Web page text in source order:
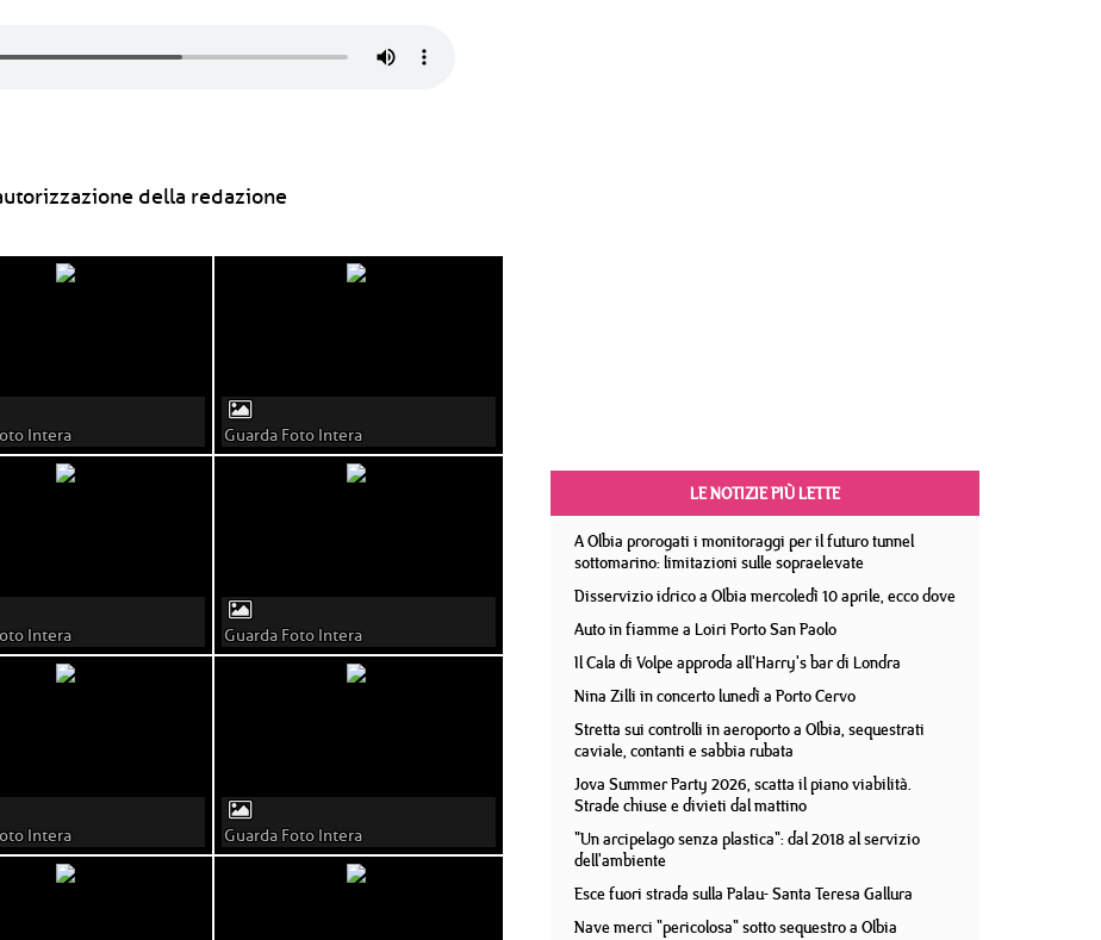
della redazione
Intera Guarda Foto Intera
Intera Guarda Foto Intera
Intera Guarda Foto Intera
LE NOTIZIE PIÙ LETTE
A Olbia prorogati i monitoraggi per il futuro tunnel
sottomarino: limitazioni sulle sopraelevate
Disservizio idrico a Olbia mercoledì 10 aprile, ecco dove
Auto in fiamme a Loiri Porto San Paolo
Il Cala di Volpe approda all'Harry's bar di Londra
Nina Zilli in concerto lunedì a Porto Cervo
Stretta sui controlli in aeroporto a Olbia, sequestrati
caviale, contanti e sabbia rubata
Jova Summer Party 2026, scatta il piano viabilità.
Strade chiuse e divieti dal mattino
"Un arcipelago senza plastica": dal 2018 al servizio
dell'ambiente
Esce fuori strada sulla Palau- Santa Teresa Gallura
Nave merci "pericolosa" sotto sequestro a Olbia